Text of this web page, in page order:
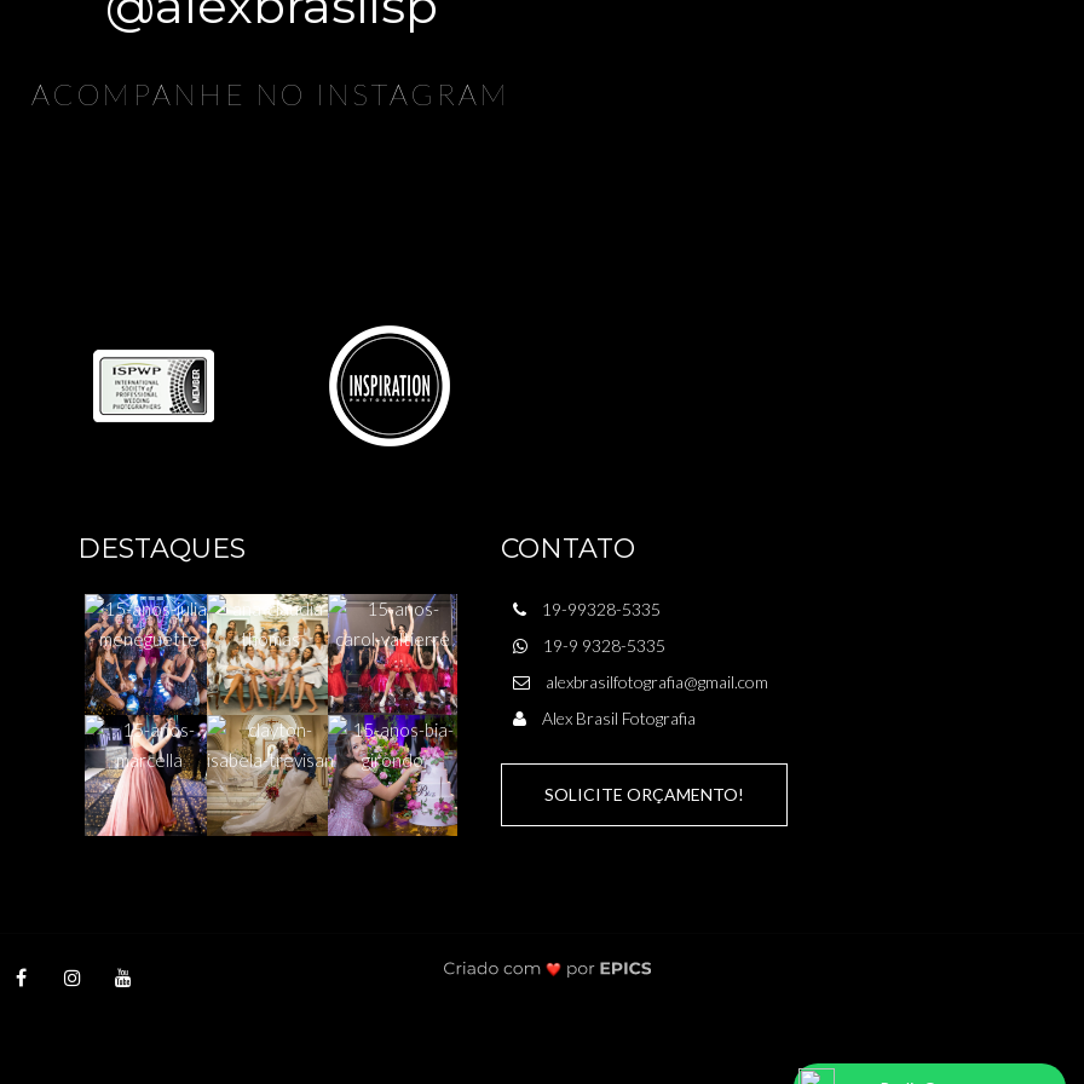
ACOMPANHE NO INSTAGRAM
DESTAQUES CONTATO
19-99328-5335
19-9 9328-5335
alexbrasilfotografia@gmail.com
Alex Brasil Fotografia
SOLICITE ORÇAMENTO!